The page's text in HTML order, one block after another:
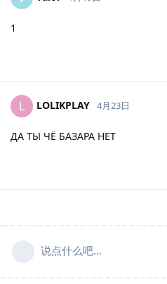
1
L LOLIKPLAY 4月23日
ДА ТЫ ЧЁ БАЗАРА НЕТ
说点什么吧...